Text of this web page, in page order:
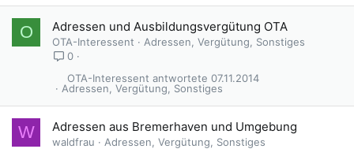
O Adressen und Ausbildungsvergütung OTA
OTA-Interessent
Adressen, Vergütung, Sonstiges
0
Adressen, Vergütung, Sonstiges
07.11.2014
OTA-Interessent
W Adressen aus Bremerhaven und Umgebung
waldfrau
Adressen, Vergütung, Sonstiges